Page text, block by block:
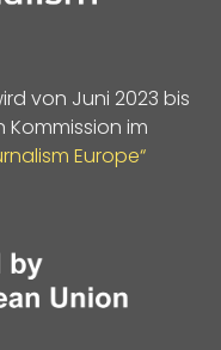
von Juni 2023 bis
Kommission im
Europe“